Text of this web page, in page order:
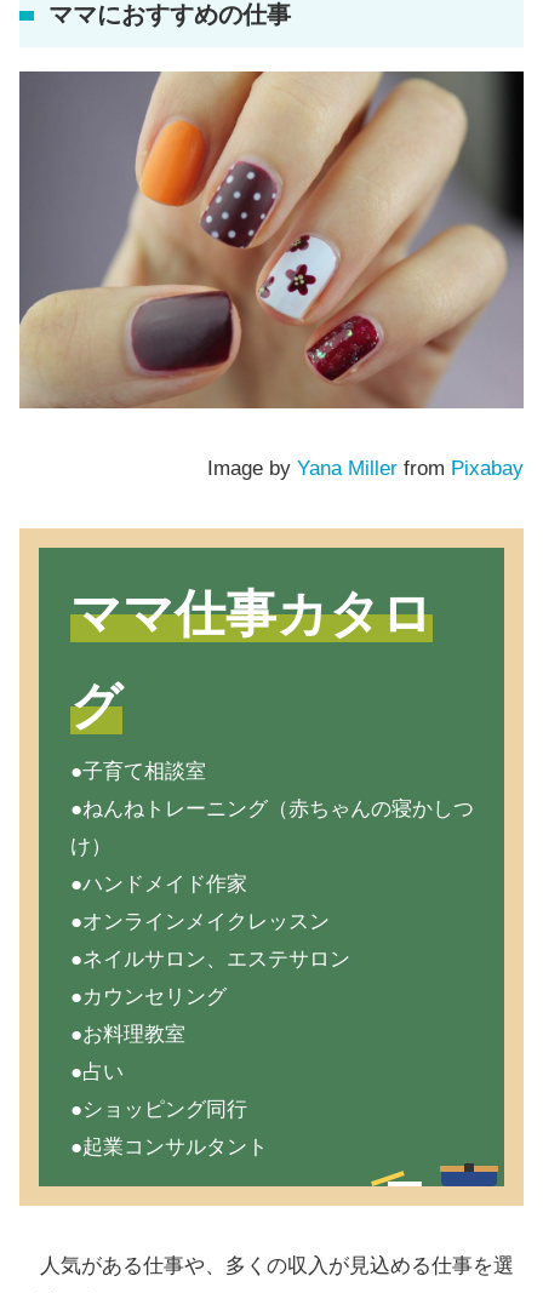
ママにおすすめの仕事
Image by Yana Miller from Pixabay
ママ仕事カタロ
グ
●子育て相談室
●ねんねトレーニング（赤ちゃんの寝かしつ
け）
●ハンドメイド作家
●オンラインメイクレッスン
●ネイルサロン、エステサロン
●カウンセリング
●お料理教室
●占い
●ショッピング同行
●起業コンサルタント
人気がある仕事や、多くの収入が見込める仕事を選